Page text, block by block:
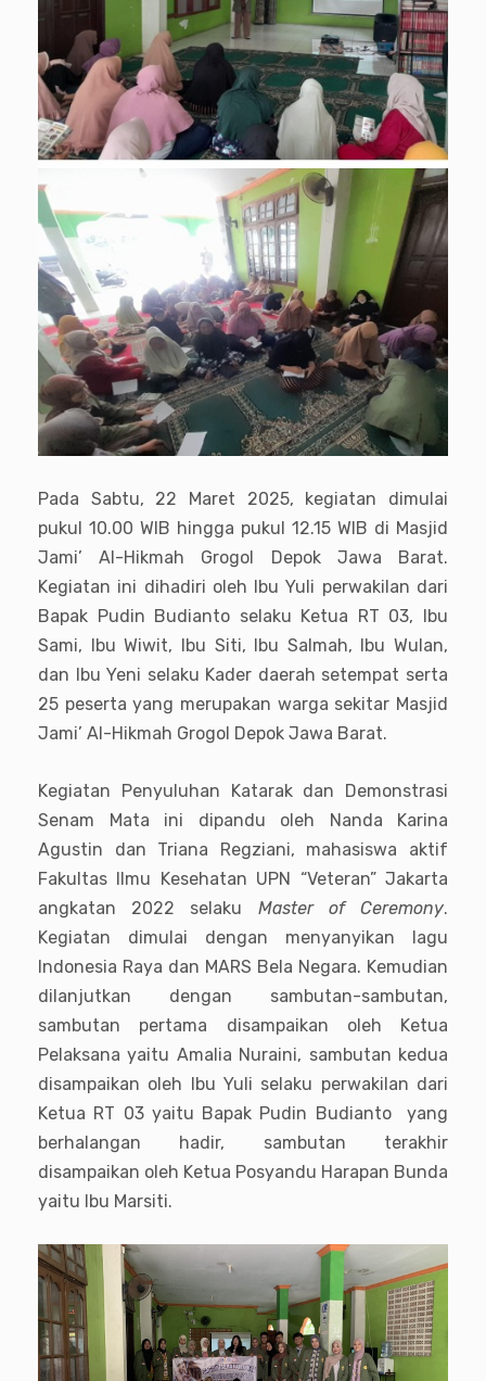
Pada Sabtu, 22 Maret 2025, kegiatan dimulai
pukul 10.00 WIB hingga pukul 12.15 WIB di Masjid
Jami’ Al-Hikmah Grogol Depok Jawa Barat.
Kegiatan ini dihadiri oleh Ibu Yuli perwakilan dari
Bapak Pudin Budianto selaku Ketua RT 03, Ibu
Sami, Ibu Wiwit, Ibu Siti, Ibu Salmah, Ibu Wulan,
dan Ibu Yeni selaku Kader daerah setempat serta
25 peserta yang merupakan warga sekitar Masjid
Jami’ Al-Hikmah Grogol Depok Jawa Barat.
Kegiatan Penyuluhan Katarak dan Demonstrasi
Senam Mata ini dipandu oleh Nanda Karina
Agustin dan Triana Regziani, mahasiswa aktif
Fakultas Ilmu Kesehatan UPN “Veteran” Jakarta
angkatan 2022 selaku Master of Ceremony.
Kegiatan dimulai dengan menyanyikan lagu
Indonesia Raya dan MARS Bela Negara. Kemudian
dilanjutkan dengan sambutan-sambutan,
sambutan pertama disampaikan oleh Ketua
Pelaksana yaitu Amalia Nuraini, sambutan kedua
disampaikan oleh Ibu Yuli selaku perwakilan dari
Ketua RT 03 yaitu Bapak Pudin Budianto yang
berhalangan hadir, sambutan terakhir
disampaikan oleh Ketua Posyandu Harapan Bunda
yaitu Ibu Marsiti.